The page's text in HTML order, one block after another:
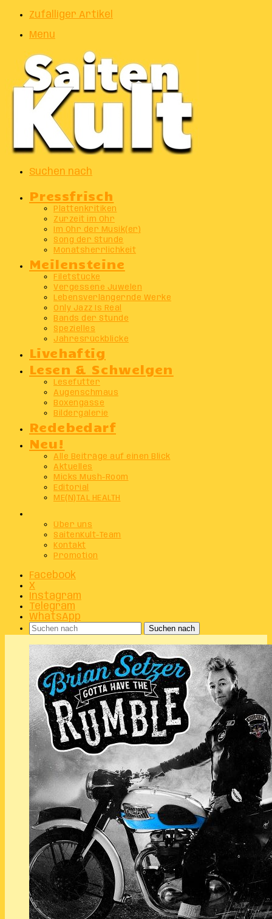
Zufälliger Artikel
Menu
Suchen nach
Pressfrisch
Plattenkritiken
Zurzeit im Ohr
Im Ohr der Musik(er)
Song der Stunde
Monatsherrlichkeit
Meilensteine
Filetstücke
Vergessene Juwelen
Lebensverlängernde Werke
Only Jazz Is Real
Bands der Stunde
Spezielles
Jahresrückblicke
Livehaftig
Lesen & Schwelgen
Lesefutter
Augenschmaus
Boxengasse
Bildergalerie
Redebedarf
Neu!
Alle Beiträge auf einen Blick
Aktuelles
Micks Mush-Room
Editorial
ME(N)TAL HEALTH
Über uns
SaitenKult-Team
Kontakt
Promotion
Facebook
X
Instagram
Telegram
WhatsApp
Suchen nach